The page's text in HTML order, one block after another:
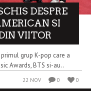
DESPRE
SI
VIITOR
grup K-pop care a
Awards, BTS si-au..
22 NOV 0 0